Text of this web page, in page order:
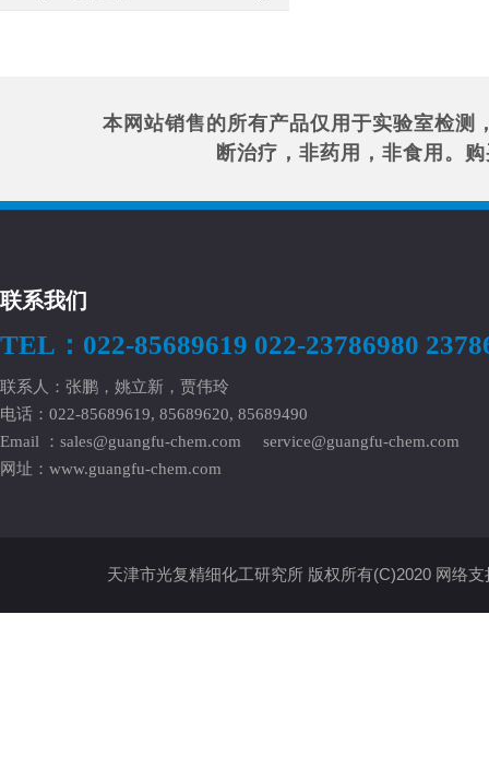
本网站销售的所有产品仅用于实验室检测
断治疗，非药用，非食用。
联系我们
TEL：022-85689619 022-23786980
联系人：张鹏，姚立新，贾伟玲
电话：022-85689619, 85689620, 85689490
Email ： sales@guangfu-chem.com
service@guangfu-chem.com
网址： www.guangfu-chem.com
天津市光复精细化工研究所版权所有(C)2020 网络支